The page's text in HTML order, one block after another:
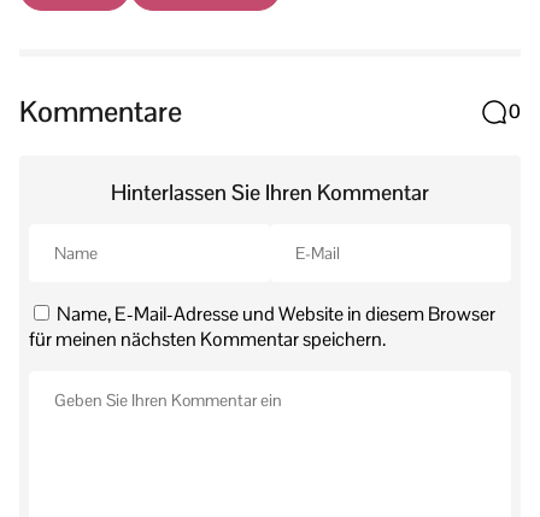
Kommentare 0
Hinterlassen Sie Ihren Kommentar
Name, E-Mail-Adresse und Website in diesem Browser
für meinen nächsten Kommentar speichern.